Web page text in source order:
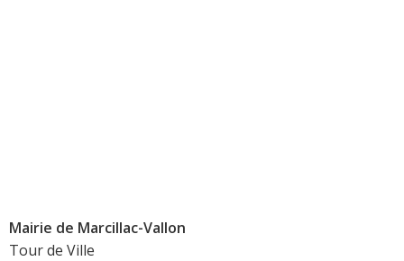
Mairie de Marcillac-Vallon
Tour de Ville